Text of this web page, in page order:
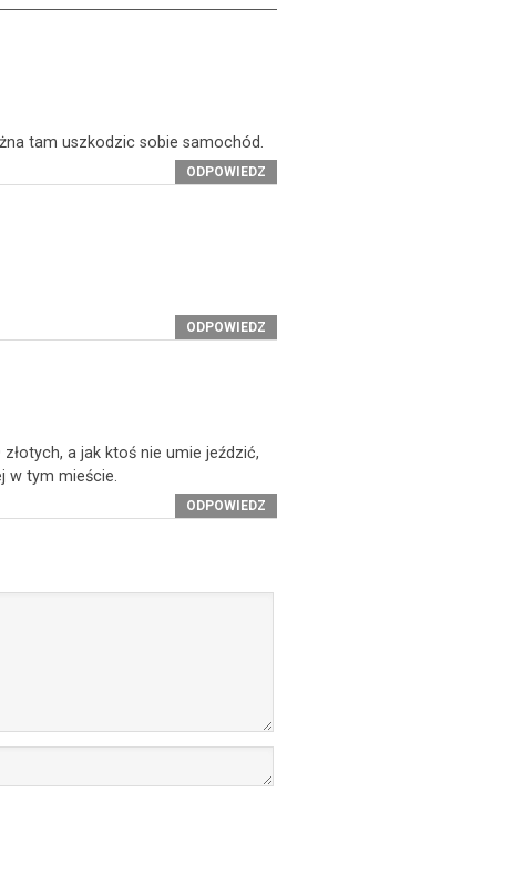
tam uszkodzic sobie samochód.
ODPOWIEDZ
ODPOWIEDZ
a jak ktoś nie umie jeździć,
w tym mieście.
ODPOWIEDZ